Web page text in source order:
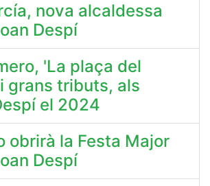
nova alcaldessa
Despí
'La plaça del
grans tributs, als
el 2024
obrirà la Festa Major
Despí